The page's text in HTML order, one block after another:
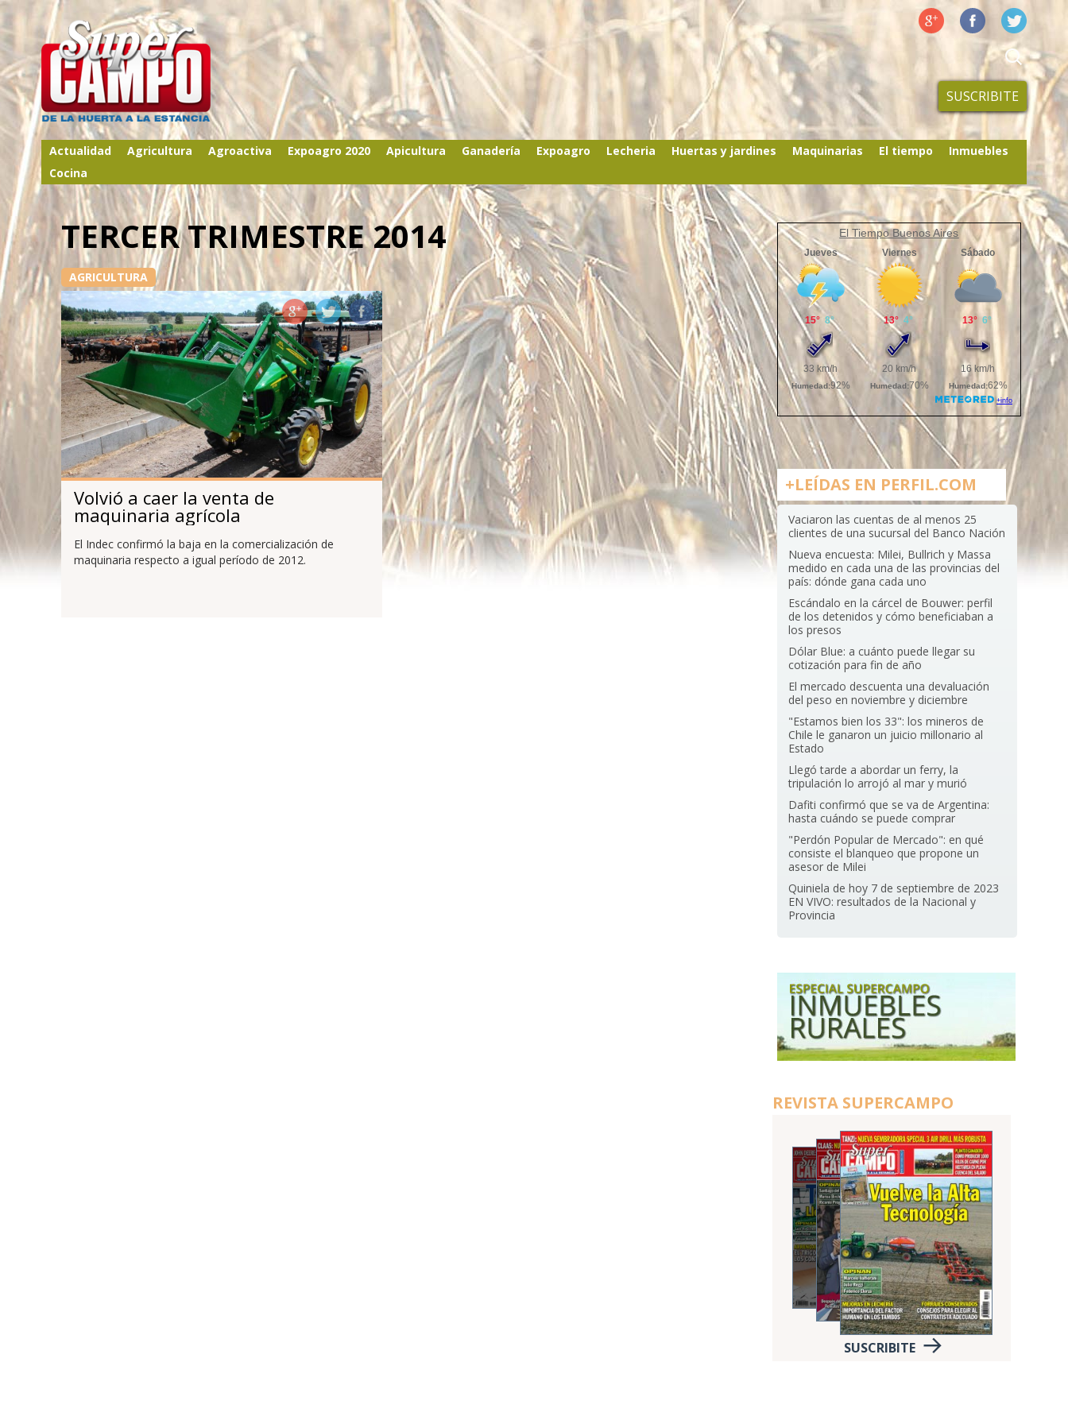
SUSCRIBITE
Actualidad Agricultura Agroactiva Expoagro 2020 Apicultura Ganadería Expoagro Lecheria Huertas y jardines Maquinarias El tiempo
Inmuebles
Cocina
TERCER TRIMESTRE 2014
AGRICULTURA
Volvió a caer la venta de
maquinaria agrícola
El Indec confirmó la baja en la comercialización de
maquinaria respecto a igual período de 2012.
El Tiempo Buenos Aires
+LEÍDAS EN PERFIL.COM
Vaciaron las cuentas de al menos 25
clientes de una sucursal del Banco Nación
Nueva encuesta: Milei, Bullrich y Massa
medido en cada una de las provincias del
país: dónde gana cada uno
Escándalo en la cárcel de Bouwer: perfil
de los detenidos y cómo beneficiaban a
los presos
Dólar Blue: a cuánto puede llegar su
cotización para fin de año
El mercado descuenta una devaluación
del peso en noviembre y diciembre
"Estamos bien los 33": los mineros de
Chile le ganaron un juicio millonario al
Estado
Llegó tarde a abordar un ferry, la
tripulación lo arrojó al mar y murió
Dafiti confirmó que se va de Argentina:
hasta cuándo se puede comprar
"Perdón Popular de Mercado": en qué
consiste el blanqueo que propone un
asesor de Milei
Quiniela de hoy 7 de septiembre de 2023
EN VIVO: resultados de la Nacional y
Provincia
REVISTA SUPERCAMPO
SUSCRIBITE